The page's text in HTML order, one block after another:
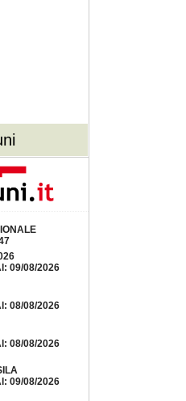
09/08/2026
08/08/2026
08/08/2026
09/08/2026